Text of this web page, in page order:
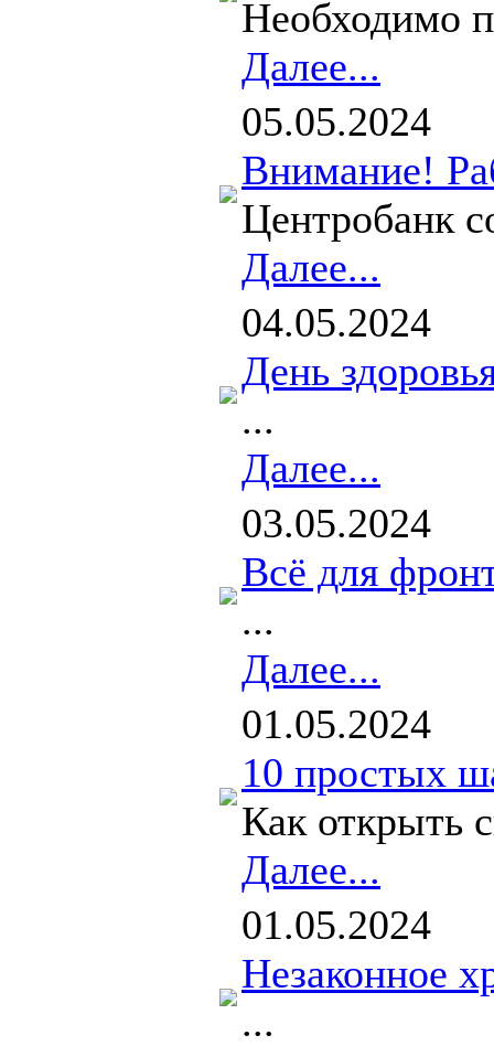
Необходимо
Далее...
05.05.2024
Внимание!
Центробанк
Далее...
04.05.2024
День
...
Далее...
03.05.2024
Всё для
...
Далее...
01.05.2024
10 простых
Как открыть
Далее...
01.05.2024
Незаконное
...